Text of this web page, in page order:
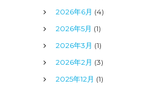
2026年6月 (4)
2026年5月 (1)
2026年3月 (1)
2026年2月 (3)
2025年12月 (1)